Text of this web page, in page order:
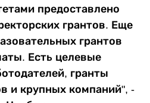
предоставлено
грантов. Еще
грантов
Есть целевые
гранты
и крупных компаний", -